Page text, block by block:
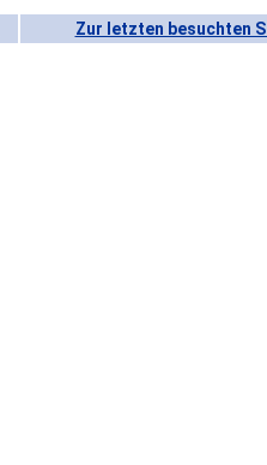
Zur letzten besuchten